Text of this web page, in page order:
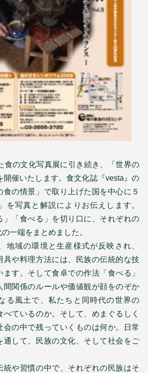
食の文化写真展に引き続き、「世界の
開催いたします。食文化誌『vesta』の
食の情景」で取り上げた国を中心に５
を写真と解説によりお伝えします。
」「食べる」を切り口に、それぞれの
一端をまとめました。
域の環境と生産様式が反映され、
具や料理方法には、民族の伝統的な技
す。そして食卓での作法「食べる」
間関係のルールや価値観が顔をのぞか
る風土で、私たちと同時代の世界の
べているのか。そして、めまぐるしく
会の中で残っていくものは何か。日常
通して、民族の文化、そして社会をご
や習慣の中で、それぞれの民族はそ